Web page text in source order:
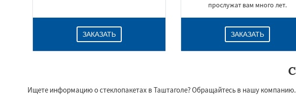
ЗАКАЗАТЬ
прослужат вам много лет.
ЗАКАЗАТЬ
Ищете информацию о стеклопакетах в Таштаголе? Обращайтесь в нашу